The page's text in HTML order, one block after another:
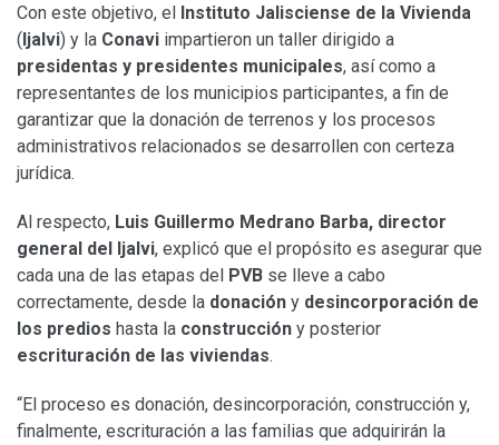
Con este objetivo, el Instituto Jalisciense de la Vivienda
(Ijalvi) y la Conavi impartieron un taller dirigido a
presidentas y presidentes municipales, así como a
representantes de los municipios participantes, a fin de
garantizar que la donación de terrenos y los procesos
administrativos relacionados se desarrollen con certeza
jurídica.
Al respecto, Luis Guillermo Medrano Barba, director
general del Ijalvi, explicó que el propósito es asegurar que
cada una de las etapas del PVB se lleve a cabo
correctamente, desde la donación y desincorporación de
los predios hasta la construcción y posterior
escrituración de las viviendas.
“El proceso es donación, desincorporación, construcción y,
finalmente, escrituración a las familias que adquirirán la